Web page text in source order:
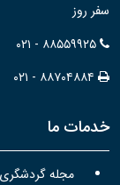
سفر روز
۰۲۱ - ۸۸۵۵۹۹۲۵
۰۲۱ - ۸۸۷۰۴۸۸۴
خدمات ما
مجله گردشگری